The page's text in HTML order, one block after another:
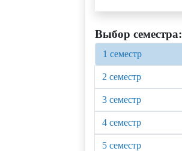
Выбор семестра:
1 семестр
2 семестр
3 семестр
4 семестр
5 семестр